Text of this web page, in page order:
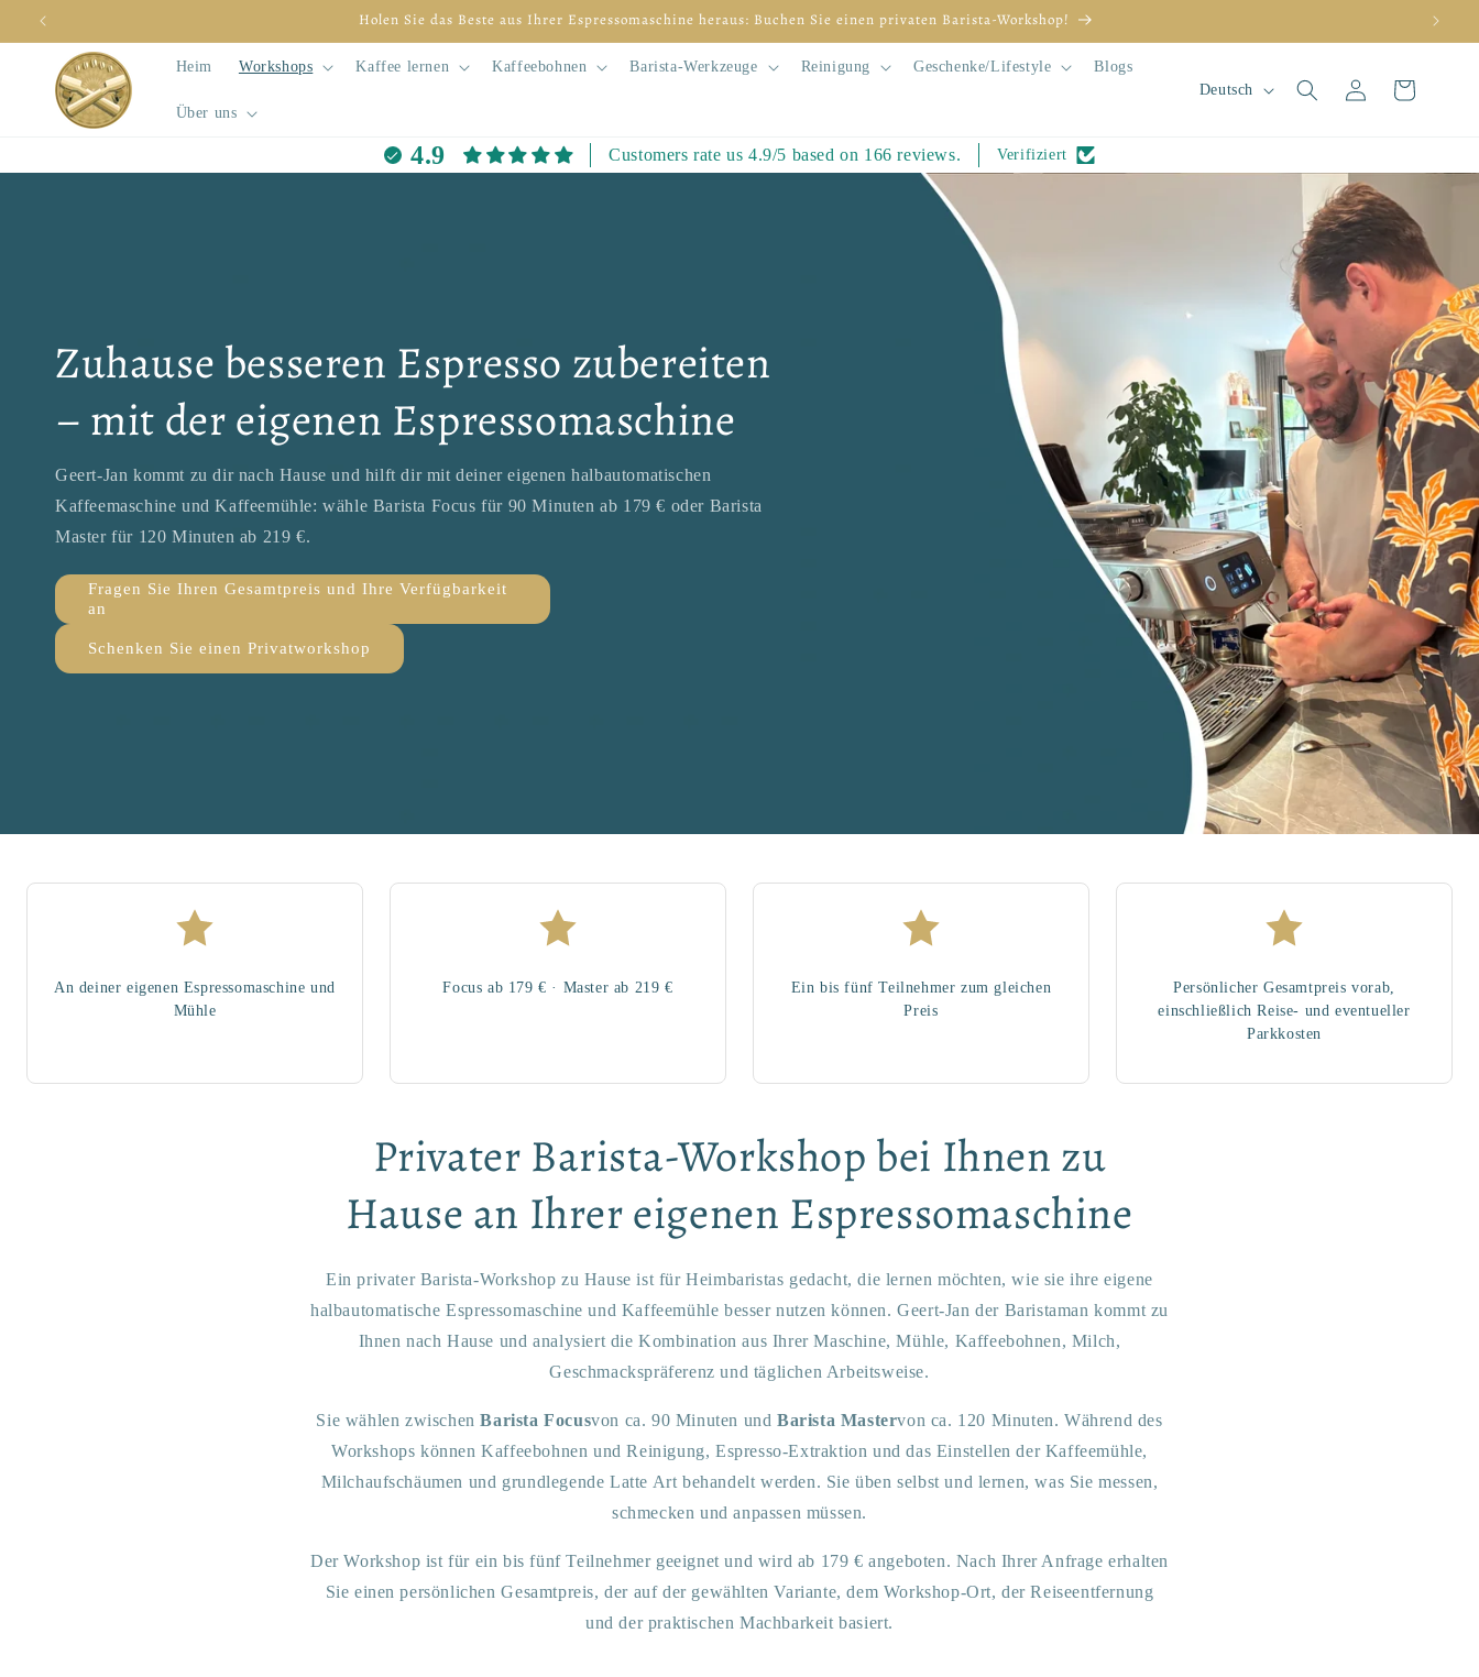
zum
Inhalt
Heim Workshops Kaffee lernen Kaffeebohnen Barista-Werkzeuge Reinigung Geschenke/Lifestyle Blogs
Über uns
SDeutsch EinloggenWarenkorb
4.9 Customers rate us 4.9/5 based on 166 reviews. Verifiziert
Zuhause besseren Espresso zubereiten
– mit der eigenen Espressomaschine
Geert-Jan kommt zu dir nach Hause und hilft dir mit deiner eigenen halbautomatischen
Kaffeemaschine und Kaffeemühle: wähle Barista Focus für 90 Minuten ab 179 € oder Barista
Master für 120 Minuten ab 219 €.
Fragen Sie Ihren Gesamtpreis und Ihre Verfügbarkeit
an
Schenken Sie einen Privatworkshop
An deiner eigenen Espressomaschine und
Mühle
Focus ab 179 € · Master ab 219 €
Ein bis fünf Teilnehmer zum gleichen
Preis
Persönlicher Gesamtpreis vorab,
einschließlich Reise- und eventueller
Parkkosten
Privater Barista-Workshop bei Ihnen zu
Hause an Ihrer eigenen Espressomaschine
Ein privater Barista-Workshop zu Hause ist für Heimbaristas gedacht, die lernen möchten, wie sie ihre eigene
halbautomatische Espressomaschine und Kaffeemühle besser nutzen können. Geert-Jan der Baristaman kommt zu
Ihnen nach Hause und analysiert die Kombination aus Ihrer Maschine, Mühle, Kaffeebohnen, Milch,
Geschmackspräferenz und täglichen Arbeitsweise.
Sie wählen zwischenBarista Focusvon ca. 90 Minuten und Barista Mastervon ca. 120 Minuten. Während des
Workshops können Kaffeebohnen und Reinigung, Espresso-Extraktion und das Einstellen der Kaffeemühle,
Milchaufschäumen und grundlegende Latte Art behandelt werden. Sie üben selbst und lernen, was Sie messen,
schmecken und anpassen müssen.
Der Workshop ist für ein bis fünf Teilnehmer geeignet und wird ab 179 € angeboten. Nach Ihrer Anfrage erhalten
Sie einen persönlichen Gesamtpreis, der auf der gewählten Variante, dem Workshop-Ort, der Reiseentfernung
und der praktischen Machbarkeit basiert.